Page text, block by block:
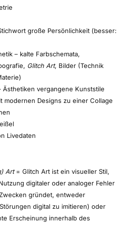
große Persönlichkeit (besser:
– kalte Farbschemata,
Glitch Art, Bilder (Technik
Ästhetiken vergangene Kunststile
modernen Designs zu einer Collage
Livedaten
Art= Glitch Art ist ein visueller Stil,
digitaler oder analoger Fehler
gründet, entweder
digital zu imitieren) oder
Erscheinung innerhalb des